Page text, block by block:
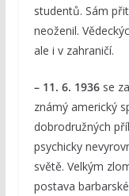
studentů. Sám
neoženil.
ale i v zahraničí.
– 11. 6. 1936se
známý americký
dobrodružných
psychicky
světě. Velkým
postava